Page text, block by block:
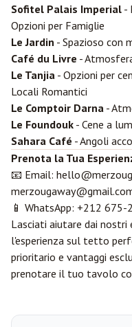
Sofitel Palais Imperial -
Opzioni per Famiglie
Le Jardin - Spazioso con
Café du Livre -
Le Tanjia - Opzioni per
Locali Romantici
Le Comptoir Darna -
Le Foundouk - Cene a
Sahara Café - Angoli
Prenota la Tua
📧 Email:
📱 WhatsApp: +212 675-
Lasciati aiutare dai
l'esperienza sul tetto
prioritario e vantaggi
prenotare il tuo tavolo